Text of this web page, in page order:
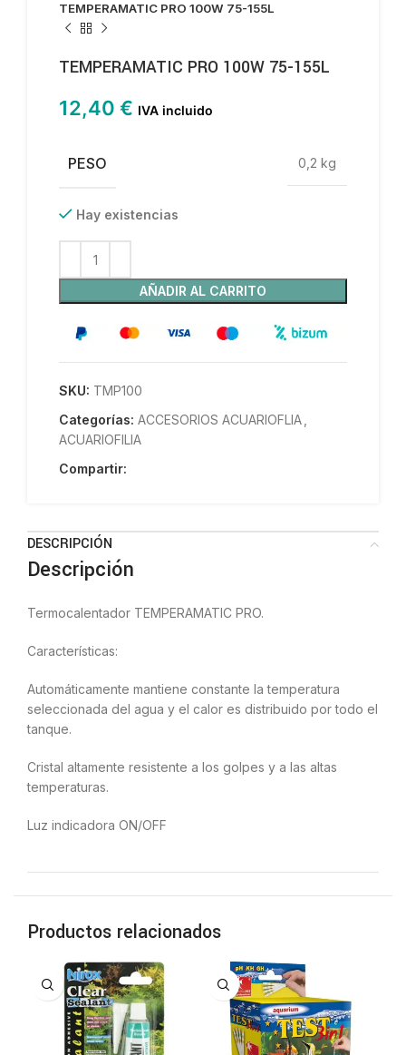
TEMPERAMATIC PRO 100W 75-155L
TEMPERAMATIC PRO 100W 75-155L
12,40 € IVA incluido
PESO 0,2 kg
Hay existencias
AÑADIR AL CARRITO
SKU: TMP100
Categorías: ACCESORIOS ACUARIOFLIA
ACUARIOFILIA
Compartir:
DESCRIPCIÓN
Descripción
Termocalentador TEMPERAMATIC PRO.
Características:
Automáticamente mantiene constante la temperatura
seleccionada del agua y el calor es distribuido por todo el
tanque.
Cristal altamente resistente a los golpes y a las altas
temperaturas.
Luz indicadora ON/OFF
Productos relacionados